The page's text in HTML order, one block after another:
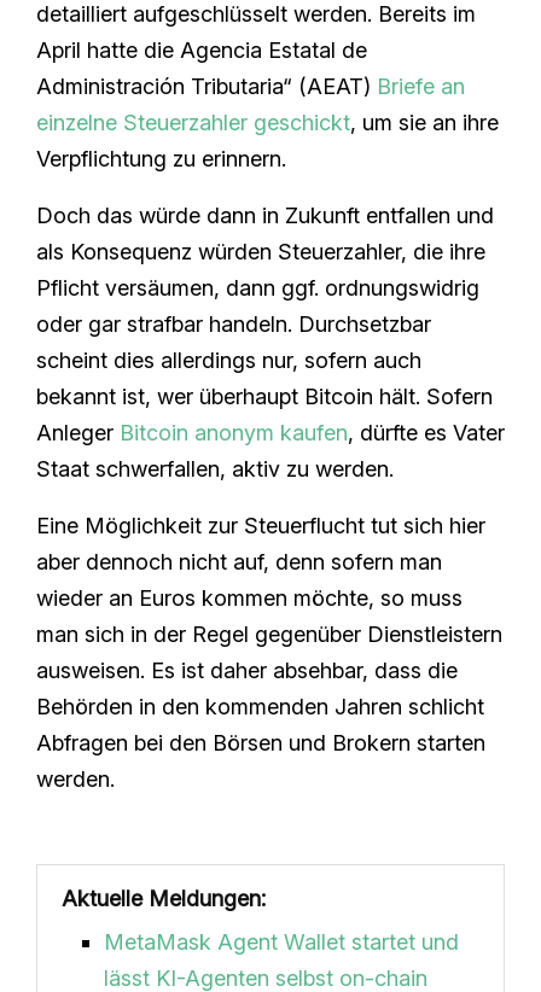
detailliert aufgeschlüsselt werden. Bereits im
April hatte die Agencia Estatal de
Administración Tributaria“ (AEAT) Briefe an
einzelne Steuerzahler geschickt, um sie an ihre
Verpflichtung zu erinnern.
Doch das würde dann in Zukunft entfallen und
als Konsequenz würden Steuerzahler, die ihre
Pflicht versäumen, dann ggf. ordnungswidrig
oder gar strafbar handeln. Durchsetzbar
scheint dies allerdings nur, sofern auch
bekannt ist, wer überhaupt Bitcoin hält. Sofern
Anleger Bitcoin anonym kaufen, dürfte es Vater
Staat schwerfallen, aktiv zu werden.
Eine Möglichkeit zur Steuerflucht tut sich hier
aber dennoch nicht auf, denn sofern man
wieder an Euros kommen möchte, so muss
man sich in der Regel gegenüber Dienstleistern
ausweisen. Es ist daher absehbar, dass die
Behörden in den kommenden Jahren schlicht
Abfragen bei den Börsen und Brokern starten
werden.
Aktuelle Meldungen:
MetaMask Agent Wallet startet und
lässt KI-Agenten selbst on-chain